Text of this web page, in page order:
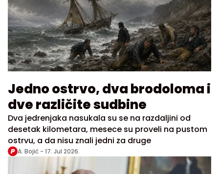
Jedno ostrvo, dva brodoloma i
dve različite sudbine
Dva jedrenjaka nasukala su se na razdaljini od
desetak kilometara, mesece su proveli na pustom
ostrvu, a da nisu znali jedni za druge
A. Bojić - 17. Jul 2026.